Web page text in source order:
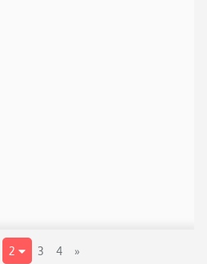
2 3 4 »